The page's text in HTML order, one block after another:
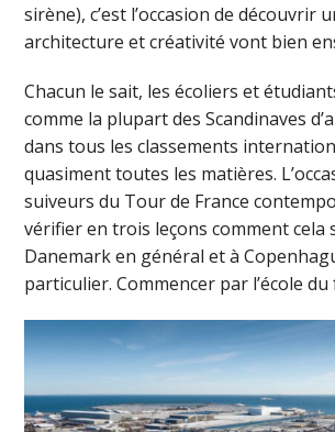
sirène), c’est l’occasion de découvrir
architecture et créativité vont bien
Chacun le sait, les écoliers et
comme la plupart des Scandinaves
dans tous les classements
quasiment toutes les matières.
suiveurs du Tour de France
vérifier en trois leçons comment cela
Danemark en général et à
particulier. Commencer par l’école